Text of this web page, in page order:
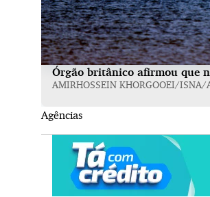
Órgão britânico afirmou que
AMIRHOSSEIN KHORGOOEI/ISNA/
Agências